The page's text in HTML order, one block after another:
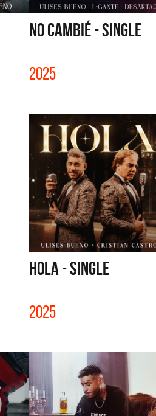
NO CAMBIÉ - SINGLE
2025
HOLA - SINGLE
2025